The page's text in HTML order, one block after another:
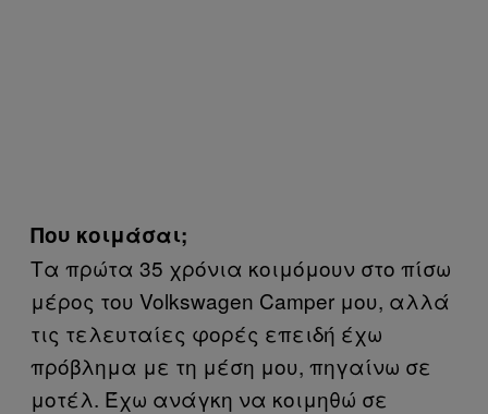
Που κοιμάσαι;
Τα πρώτα 35 χρόνια κοιμόμουν στο πίσω
μέρος του Volkswagen Camper μου, αλλά
τις τελευταίες φορές επειδή έχω
πρόβλημα με τη μέση μου, πηγαίνω σε
μοτέλ. Έχω ανάγκη να κοιμηθώ σε